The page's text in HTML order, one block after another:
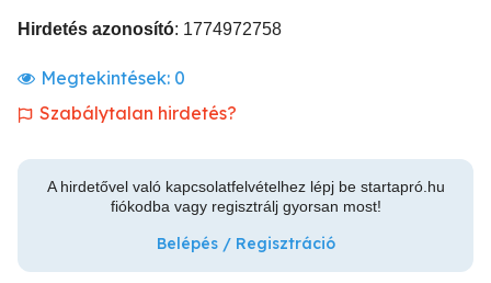
Hirdetés azonosító: 1774972758
Megtekintések: 0
Szabálytalan hirdetés?
A hirdetővel való kapcsolatfelvételhez lépj be startapró.hu
fiókodba vagy regisztrálj gyorsan most!
Belépés / Regisztráció